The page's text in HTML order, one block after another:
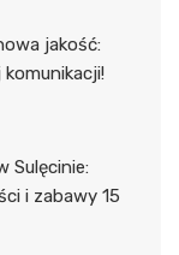
jakość:
Sulęcinie:
i zabawy 15